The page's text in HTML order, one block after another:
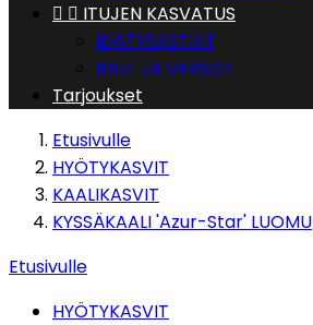
  ITUJEN KASVATUS
IDÄTYSASTIAT
IDUT JA VERSOT
Tarjoukset
Etusivulle
HYÖTYKASVIT
KAALIKASVIT
KYSSÄKAALI 'Azur-Star' LUOMU
Etusivulle
HYÖTYKASVIT